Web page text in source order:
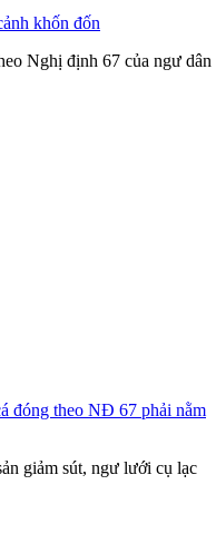
khốn đốn
Nghị định 67 của ngư dân
đóng theo NĐ 67 phải nằm
giảm sút, ngư lưới cụ lạc